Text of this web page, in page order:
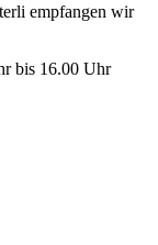
empfangen wir
bis 16.00 Uhr